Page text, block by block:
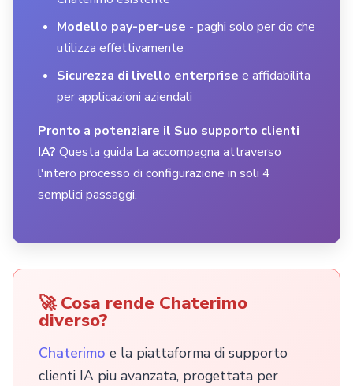
Modello pay-per-use - paghi solo per cio che
utilizza effettivamente
Sicurezza di livello enterprise e affidabilita
per applicazioni aziendali
Pronto a potenziare il Suo supporto clienti
IA? Questa guida La accompagna attraverso
l'intero processo di configurazione in soli 4
semplici passaggi.
🚀 Cosa rende Chaterimo
diverso?
Chaterimo e la piattaforma di supporto
clienti IA piu avanzata, progettata per